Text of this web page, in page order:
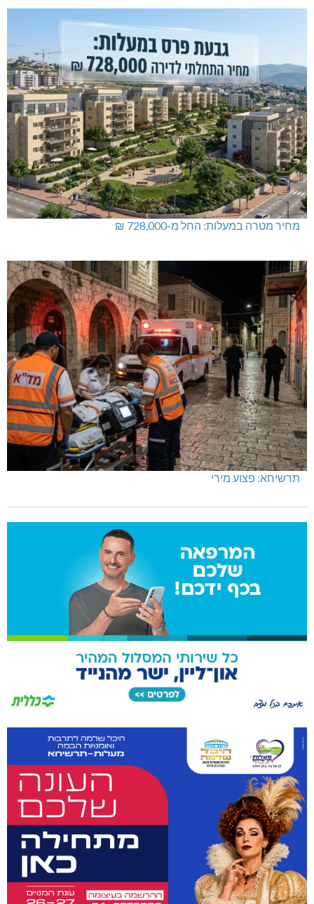
תאונת דרכים קטלנית בנהריה
מחיר מטרה במעלות: החל מ-728,000 ₪
תרשיחא: פצוע מירי